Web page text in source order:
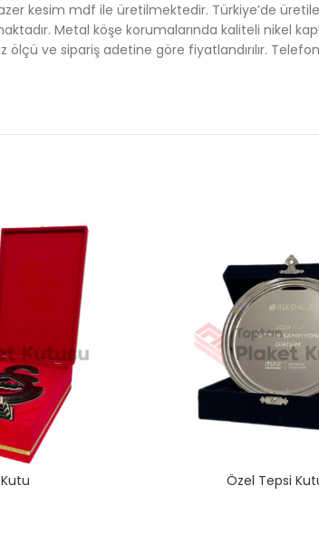
kesim mdf ile üretilmektedir. Türkiye’de
Metal köşe korumalarında kaliteli nikel
ve sipariş adetine göre fiyatlandırılır.
Özel Tepsi